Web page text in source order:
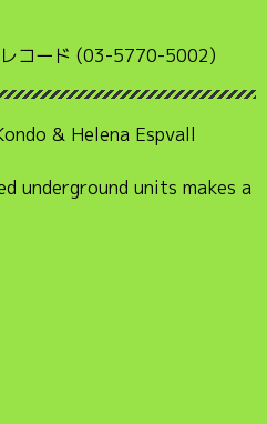
レコード (03-5770-5002)
& Helena Espvall
underground units makes a